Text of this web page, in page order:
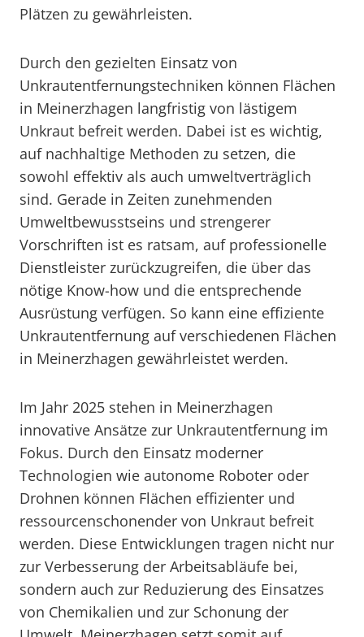
Plätzen zu gewährleisten.
Durch den gezielten Einsatz von
Unkrautentfernungstechniken können Flächen
in Meinerzhagen langfristig von lästigem
Unkraut befreit werden. Dabei ist es wichtig,
auf nachhaltige Methoden zu setzen, die
sowohl effektiv als auch umweltverträglich
sind. Gerade in Zeiten zunehmenden
Umweltbewusstseins und strengerer
Vorschriften ist es ratsam, auf professionelle
Dienstleister zurückzugreifen, die über das
nötige Know-how und die entsprechende
Ausrüstung verfügen. So kann eine effiziente
Unkrautentfernung auf verschiedenen Flächen
in Meinerzhagen gewährleistet werden.
Im Jahr 2025 stehen in Meinerzhagen
innovative Ansätze zur Unkrautentfernung im
Fokus. Durch den Einsatz moderner
Technologien wie autonome Roboter oder
Drohnen können Flächen effizienter und
ressourcenschonender von Unkraut befreit
werden. Diese Entwicklungen tragen nicht nur
zur Verbesserung der Arbeitsabläufe bei,
sondern auch zur Reduzierung des Einsatzes
von Chemikalien und zur Schonung der